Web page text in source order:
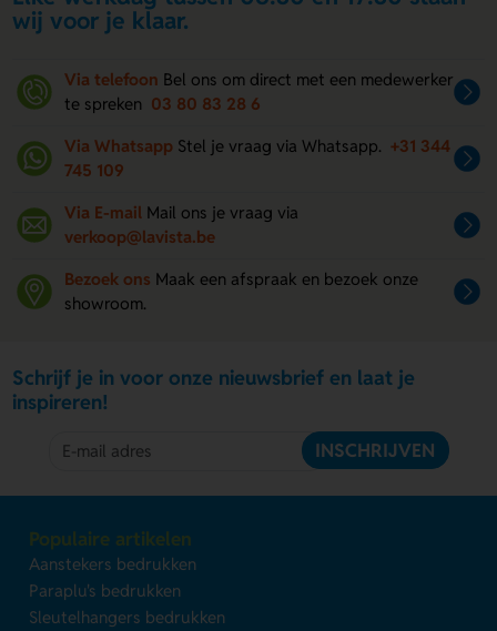
wij voor je klaar.
Via telefoon Bel ons om direct met een medewerker
te spreken 03 80 83 28 6
Via Whatsapp Stel je vraag via Whatsapp. +31 344
745 109
Via E-mail Mail ons je vraag via
verkoop@lavista.be
Bezoek ons Maak een afspraak en bezoek onze
showroom.
Schrijf je in voor onze nieuwsbrief en laat je
inspireren!
INSCHRIJVEN
Populaire artikelen
Aanstekers bedrukken
Paraplu's bedrukken
Sleutelhangers bedrukken